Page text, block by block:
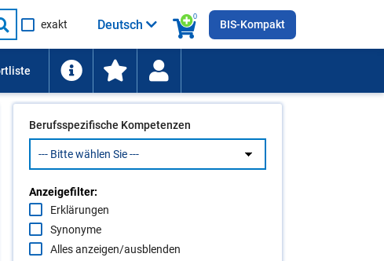
Suche
starten
exakt
0
Deutsch BIS-Kompakt
Berufsspezifische Kompetenzen
Anzeigefilter:
Erklärungen
Synonyme
Alles anzeigen/ausblenden